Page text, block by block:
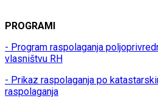
PROGRAMI
- Program raspolaganja
vlasništvu RH
- Prikaz raspolaganja po
raspolaganja